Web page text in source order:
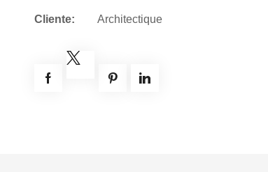
Cliente: Architectique